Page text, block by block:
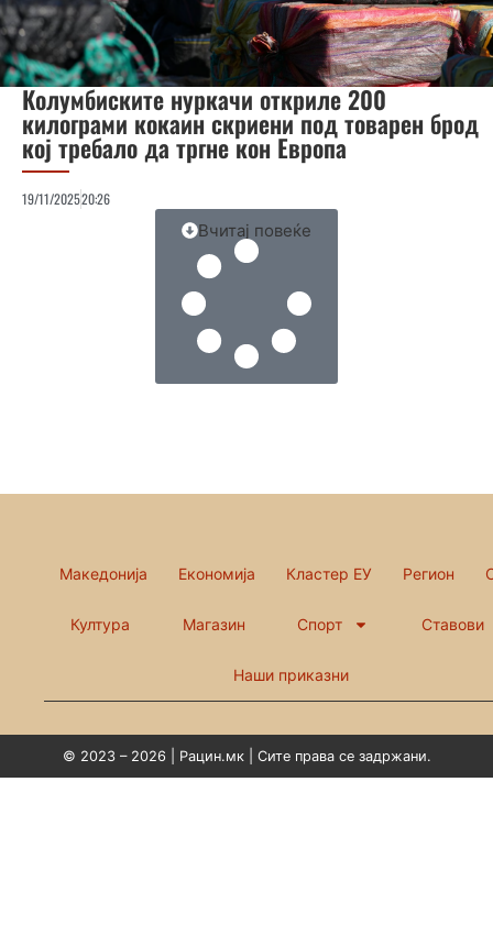
Колумбиските нуркачи откриле 200
килограми кокаин скриени под товарен брод
кој требало да тргне кон Европа
19/11/202520:26
Вчитај повеќе
Македонија Економија Кластер ЕУ Регион
Култура Магазин Спорт Ставови
Наши приказни
© 2023 – 2026 | Рацин.мк | Сите права се задржани.